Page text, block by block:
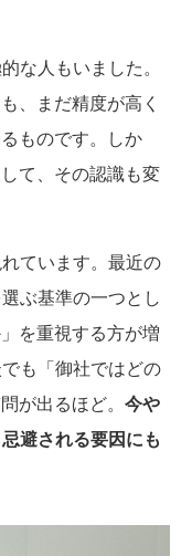
な人もいました。
、まだ精度が高く
ものです。しか
て、その認識も変
ています。最近の
ぶ基準の一つとし
を重視する方が増
も「御社ではどの
が出るほど。 今や
避される要因にも